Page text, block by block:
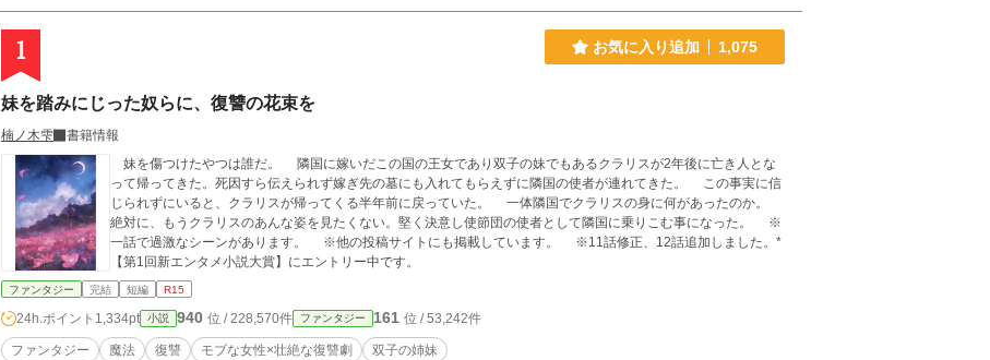
1 お気に入り追加 1,075
妹を踏みにじった奴らに、復讐の花束を
楠ノ木雫
書籍情報
妹を傷つけたやつは誰だ。 隣国に嫁いだこの国の王女であり双子の妹でもあるクラリスが2年後に亡き人とな
って帰ってきた。死因すら伝えられず嫁ぎ先の墓にも入れてもらえずに隣国の使者が連れてきた。 この事実に信
じられずにいると、クラリスが帰ってくる半年前に戻っていた。 一体隣国でクラリスの身に何があったのか。
絶対に、もうクラリスのあんな姿を見たくない。堅く決意し使節団の使者として隣国に乗りこむ事になった。 ※
一話で過激なシーンがあります。 ※他の投稿サイトにも掲載しています。 ※11話修正、12話追加しました。*
【第1回新エンタメ小説大賞】にエントリー中です。
ファンタジー 完結 短編 R15
24h.ポイント 1,334pt 小説 940 位 / 228,570件 ファンタジー 161 位 / 53,242件
ファンタジー 魔法 復讐 モブな女性×壮絶な復讐劇 双子の姉妹